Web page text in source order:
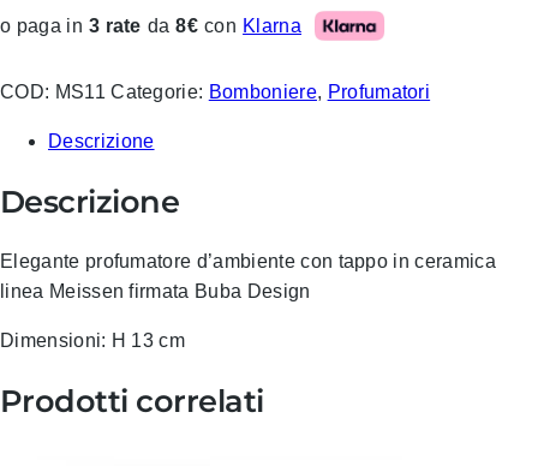
o paga in 3 rate da 8€ con Klarna
COD: MS11 Categorie: Bomboniere, Profumatori
Descrizione
Descrizione
Elegante profumatore d’ambiente con tappo in ceramica
linea Meissen firmata Buba Design
Dimensioni: H 13 cm
Prodotti correlati